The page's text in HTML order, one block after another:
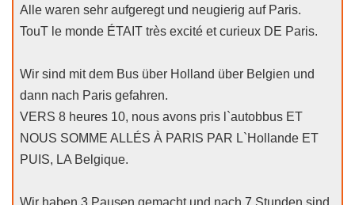
Alle waren sehr aufgeregt und neugierig auf Paris.
TouT le monde ÉTAIT très excité et curieux DE Paris.
Wir sind mit dem Bus über Holland über Belgien und
dann nach Paris gefahren.
VERS 8 heures 10, nous avons pris l`autobbus ET
NOUS SOMME ALLÉS À PARIS PAR L`Hollande ET
PUIS, LA Belgique.
Wir haben 3 Pausen gemacht und nach 7 Stunden sind